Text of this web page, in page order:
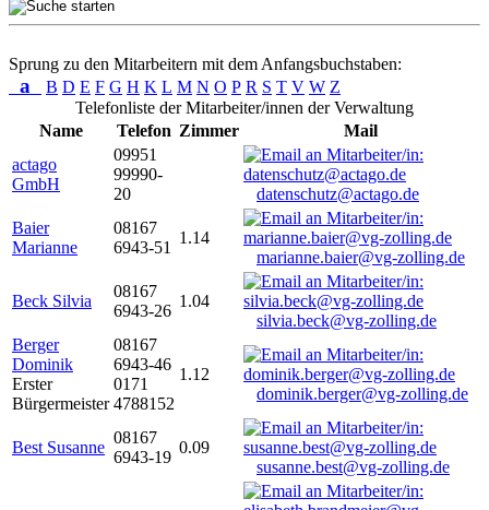
Sprung zu den Mitarbeitern mit dem Anfangsbuchstaben:
a B D E F G H K L M N O P R S T V W Z
Telefonliste der Mitarbeiter/innen der Verwaltung
Name
Telefon Zimmer
Mail
actago
GmbH
09951
99990-
20
datenschutz@actago.de
Baier
Marianne
08167
6943-51
1.14
marianne.baier@vg-zolling.de
Beck Silvia
08167
6943-26
1.04
silvia.beck@vg-zolling.de
Berger
Dominik
Erster
Bürgermeister
08167
6943-46
0171
4788152
1.12
dominik.berger@vg-zolling.de
Best Susanne
08167
6943-19
0.09
susanne.best@vg-zolling.de